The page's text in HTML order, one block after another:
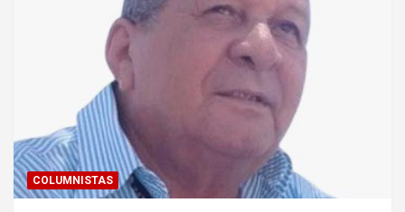
COLUMNISTAS